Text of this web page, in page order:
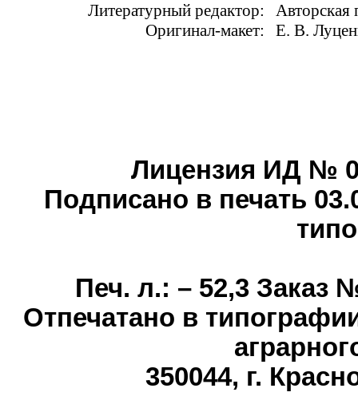
Литературный редактор:
Авторская
Оригинал-макет:
Е. В.
Лицензия ИД №
Подписано в печать
Печ. л.: – 52,3 Заказ
Отпечатано в
350044, г.